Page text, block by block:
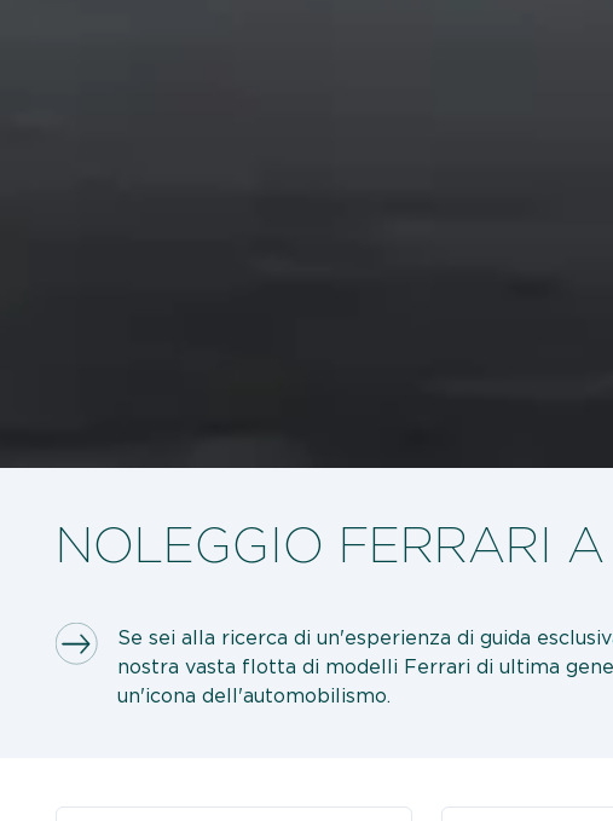
NOLEGGIO FERRARI
Se sei alla ricerca di un'esperienza di guida
nostra vasta flotta di modelli Ferrari di ultima
un'icona dell'automobilismo.